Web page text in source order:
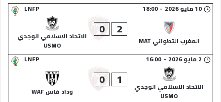
LNFP
10 مايو 2026 -
18:00
المغرب التطواني MAT
2
0
الاتحاد الاسلامي الوجدي
USMO
LNFP
2 مايو 2026 -
16:00
الاتحاد الاسلامي الوجدي
USMO
1
0
وداد فاس WAF